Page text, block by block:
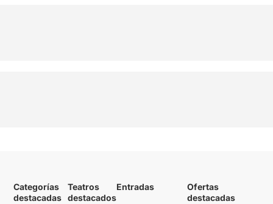
Categorías
destacadas
Teatros
destacados
Entradas
Ofertas
destacadas